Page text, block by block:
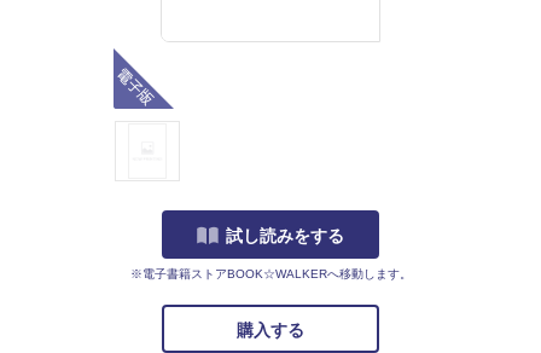
試し読みをする
※電子書籍ストアBOOK☆WALKERへ移動します。
購入する